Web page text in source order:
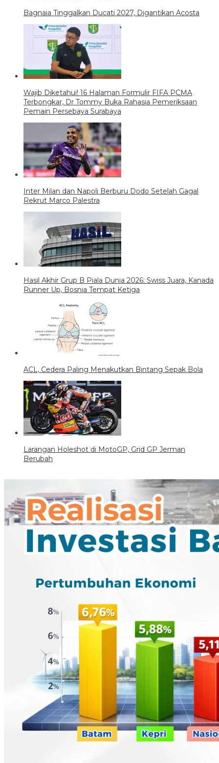
Bagnaia Tinggalkan Ducati 2027, Digantikan Acosta
Wajib Diketahui! 16 Halaman Formulir FIFA PCMA
Terbongkar, Dr Tommy Buka Rahasia Pemeriksaan
Pemain Persebaya Surabaya
Inter Milan dan Napoli Berburu Dodo Setelah Gagal
Rekrut Marco Palestra
Hasil Akhir Grup B Piala Dunia 2026: Swiss Juara, Kanada
Runner Up, Bosnia Tempat Ketiga
ACL, Cedera Paling Menakutkan Bintang Sepak Bola
Larangan Holeshot di MotoGP, Grid GP Jerman
Berubah